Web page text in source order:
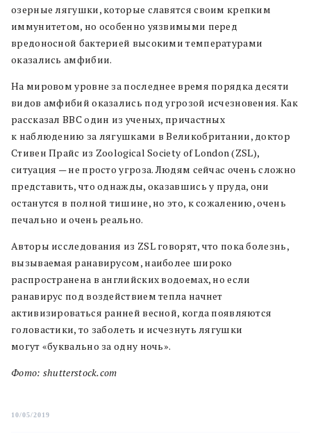
озерные лягушки, которые славятся своим крепким
иммунитетом, но особенно уязвимыми перед
вредоносной бактерией высокими температурами
оказались амфибии.
На мировом уровне за последнее время порядка десяти
видов амфибий оказались под угрозой исчезновения. Как
рассказал BBC один из ученых, причастных
к наблюдению за лягушками в Великобритании, доктор
Стивен Прайс из Zoological Society of London (ZSL),
ситуация — не просто угроза. Людям сейчас очень сложно
представить, что однажды, оказавшись у пруда, они
останутся в полной тишине, но это, к сожалению, очень
печально и очень реально.
Авторы исследования из ZSL говорят, что пока болезнь,
вызываемая ранавирусом, наиболее широко
распространена в английских водоемах, но если
ранавирус под воздействием тепла начнет
активизироваться ранней весной, когда появляются
головастики, то заболеть и исчезнуть лягушки
могут «буквально за одну ночь».
Фото: shutterstock.com
10/05/2019